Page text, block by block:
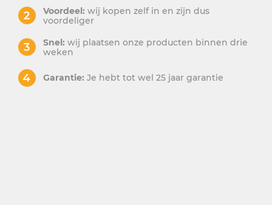
Voordeel: wij kopen zelf in en zijn dus
voordeliger
Snel: wij plaatsen onze producten binnen drie
weken
Garantie: Je hebt tot wel 25 jaar garantie